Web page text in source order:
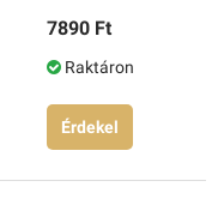
7890 Ft
Raktáron
Érdekel